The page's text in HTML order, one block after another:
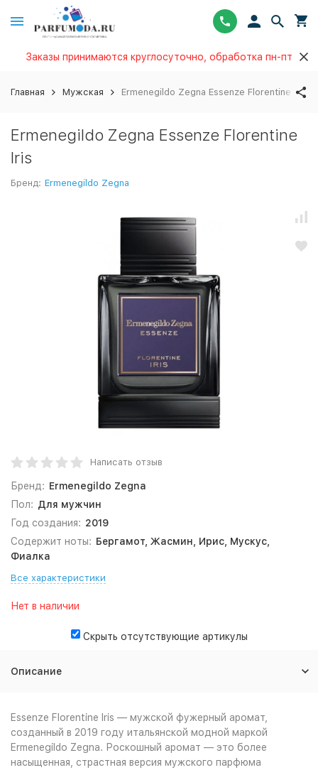
Заказы принимаются круглосуточно, обработка пн-пт
Главная Мужская Ermenegildo Zegna Essenze Florentine Iris
Ermenegildo Zegna Essenze Florentine
Iris
Бренд: Ermenegildo Zegna
Написать отзыв
Бренд: Ermenegildo Zegna
Пол: Для мужчин
Год создания: 2019
Содержит ноты: Бергамот, Жасмин, Ирис, Мускус,
Фиалка
Все характеристики
Нет в наличии
Скрыть отсутствующие артикулы
Описание
Essenze Florentine Iris — мужской фужерный аромат,
созданный в 2019 году итальянской модной маркой
Ermenegildo Zegna. Роскошный аромат — это более
насыщенная, страстная версия мужского парфюма